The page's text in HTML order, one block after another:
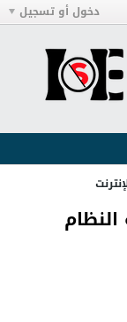
دخول أو تسجيل